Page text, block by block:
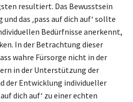
resultiert. Das Bewusstsein
das ‚pass auf dich auf‘ sollte
Bedürfnisse anerkennt,
In der Betrachtung dieser
wahre Fürsorge nicht in der
in der Unterstützung der
der Entwicklung individueller
dich auf‘ zu einer echten